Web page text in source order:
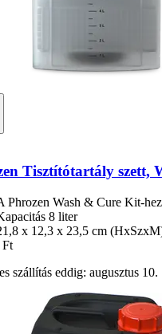
Tisztítótartály szett,
Phrozen Wash & Cure Kit-hez
8 liter
x 12,3 x 23,5 cm
Ft
szállítás eddig: augusztus 10.